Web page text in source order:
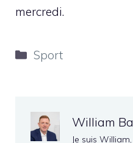
mercredi.
Catégories
Sport
William
Je suis